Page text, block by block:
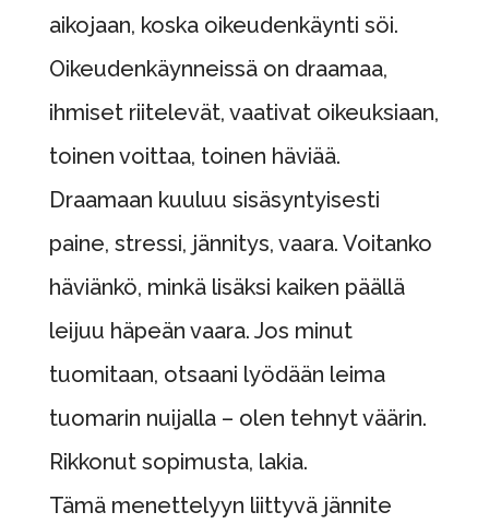
aikojaan, koska oikeudenkäynti söi.
Oikeudenkäynneissä on draamaa,
ihmiset riitelevät, vaativat oikeuksiaan,
toinen voittaa, toinen häviää.
Draamaan kuuluu sisäsyntyisesti
paine, stressi, jännitys, vaara. Voitanko
häviänkö, minkä lisäksi kaiken päällä
leijuu häpeän vaara. Jos minut
tuomitaan, otsaani lyödään leima
tuomarin nuijalla – olen tehnyt väärin.
Rikkonut sopimusta, lakia.
Tämä menettelyyn liittyvä jännite